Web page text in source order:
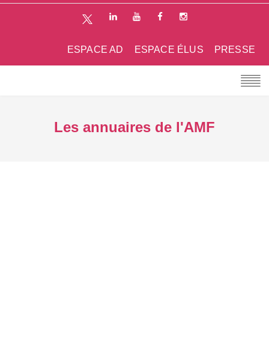
PRESSE
ESPACE ÉLUS
ESPACE AD
Les annuaires de l'AMF